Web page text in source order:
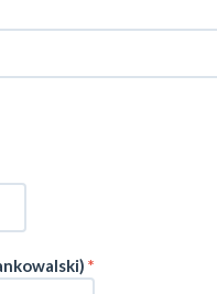
*